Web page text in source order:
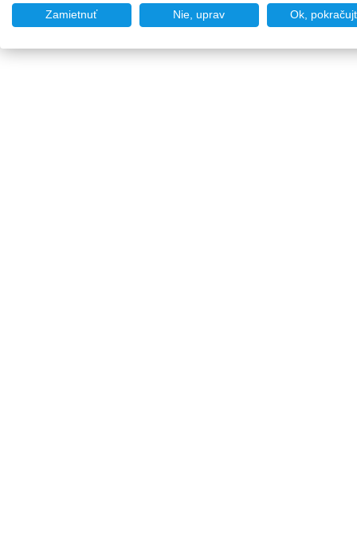
Zamietnuť Nie, uprav Ok,